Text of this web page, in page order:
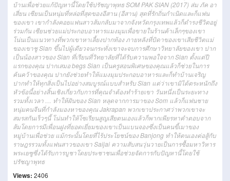
บ้านเพื่อช่วยแก้ปัญหานี้โดยใช้ปรัชญาพุทธSOM PAK SIAN (2017) ส่ม ภัค อา
เสี่ยน เซียนเป็นหนุ่มที่หล่อที่สุดของอีสาน (อีสาน) สุดที่รักถิ่นกำเนิดและก็แฟน
ของเขา เขากำลังคอยแฟนสาวส้มกลับมาจากจังหวัดกรุงเทพแล้วก็ดำรงชีวิตอยู่
ร่วมกัน เซียนช่วยแม่ประกอบอาหารแมงมุมเพื่อขายในร้านค้าเล็กๆของเขา
โน่นเป็นแนวทางที่พวกเขาหาเลี้ยงปากท้องภายหลังที่บิดาของเขาเสียชีวิตแม่
ของเขาชู Sian ขึ้นไปผู้เดียวจนกระทั่งเขาจะจบการศึกษาวิทยาลัยของเขา ปาก
เป็นน้องสาวของ Sian ที่เรียนที่วิทยาลัยที่ได้รับความพอใจจาก Sian ตั้งแต่ปี
แรกของคุณ ปากเสมอ begs Sian เป็นครูสอนพิเศษของคุณแล้วก็ช่วยในการ
ค้นคว้าของคุณ ปากยังช่วยทำให้แมงมุมประกอบอาหารและก็ทำบ้านเจริญ
ปากทำให้ทุกสิ่งเป็นไปอย่างสมบูรณ์แบบสำหรับ Sian แต่ว่าเขามิได้ตระหนักถึง
หัวข้อนี้อย่างสิ้นเชิงเกี่ยวกับการที่คุณจำต้องทำร้ายเขา วันหนึ่งเป็นระยะทาง
รวมทั้งเวลา … ทำให้ฝันของ Sian หลุดจากการมาของ Som แล้วก็แฟนชาย
หนุ่มคนจีนที่กำลังมองหาของคุณ Jakrapan พวกเขาประกาศว่าพวกเขาจะ
สมรสกันเร็วๆนี้โน่นทำให้โซเรียนสูญเสียตนเองแล้วก็พากเพียรหาคำตอบจาก
ส้มโดยการมีเพื่อนฝูงที่ยอดเยี่ยมของเขาเป็นแบนจองซึ่งเป็นคนขี้เมาของ
หมู่บ้านเพื่อช่วยแม้กระนั้นโดยที่ไร้ประโยชน์ของ Banjong ทำให้ตนเองต่อสู้กับ
ราษฎรรวมทั้งแฟนสาวของเขา Saijai ความสับสนวุ่นวายเป็นการซื้อมหาวิหาร
พระเยซูซึ่งได้รับการบูชาโดยประชาชนเพื่อช่วยจัดการกับปัญหานี้โดยใช้
ปรัชญาพุทธ
Views: 2406